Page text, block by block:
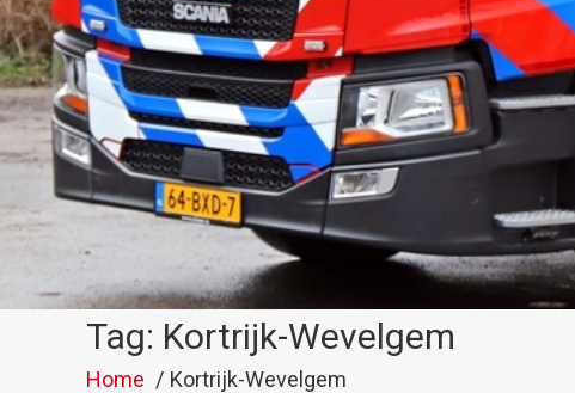
Tag: Kortrijk-Wevelgem
Home Kortrijk-Wevelgem